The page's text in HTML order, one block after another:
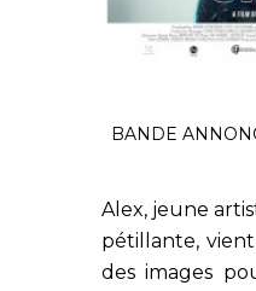
BANDE
Alex, jeune
pétillante,
des images